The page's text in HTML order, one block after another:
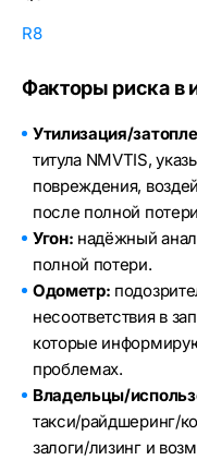
R8
Факторы риска в
Утилизация/
титула NMVTIS,
повреждения,
после полной
Угон: надёжный
полной потери.
Одометр:
несоответствия в
которые
проблемах.
Владельцы/
такси/райдшеринг/
залоги/лизинг и